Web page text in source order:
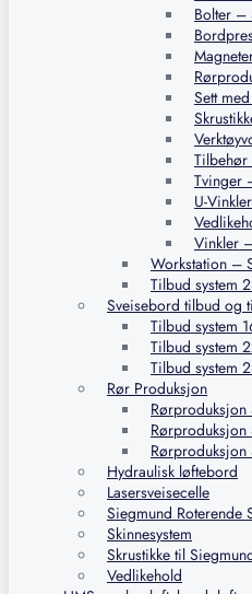
Bolter –
Sett
Tvinger
U-
Vinkler
Workstation –
Tilbud system
Sveisebord tilbud og
Tilbud system
Tilbud system
Tilbud system
Rør Produksjon
Rørproduksjon
Rørproduksjon
Rørproduksjon
Hydraulisk løftebord
Lasersveisecelle
Siegmund Roterende
Skinnesystem
Skrustikke til
Vedlikehold